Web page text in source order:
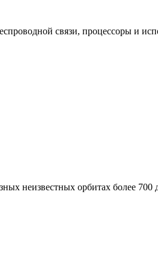
связи, процессоры и
неизвестных орбитах более 700